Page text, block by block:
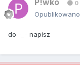
P!wko 0
Opublikowano
do -_- napisz